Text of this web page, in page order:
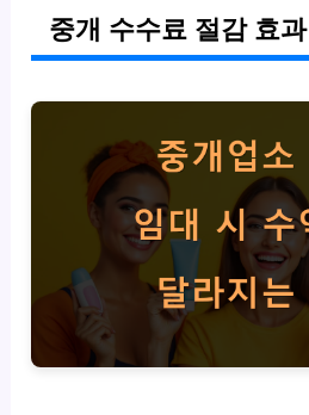
중개 수수료 절감 효과